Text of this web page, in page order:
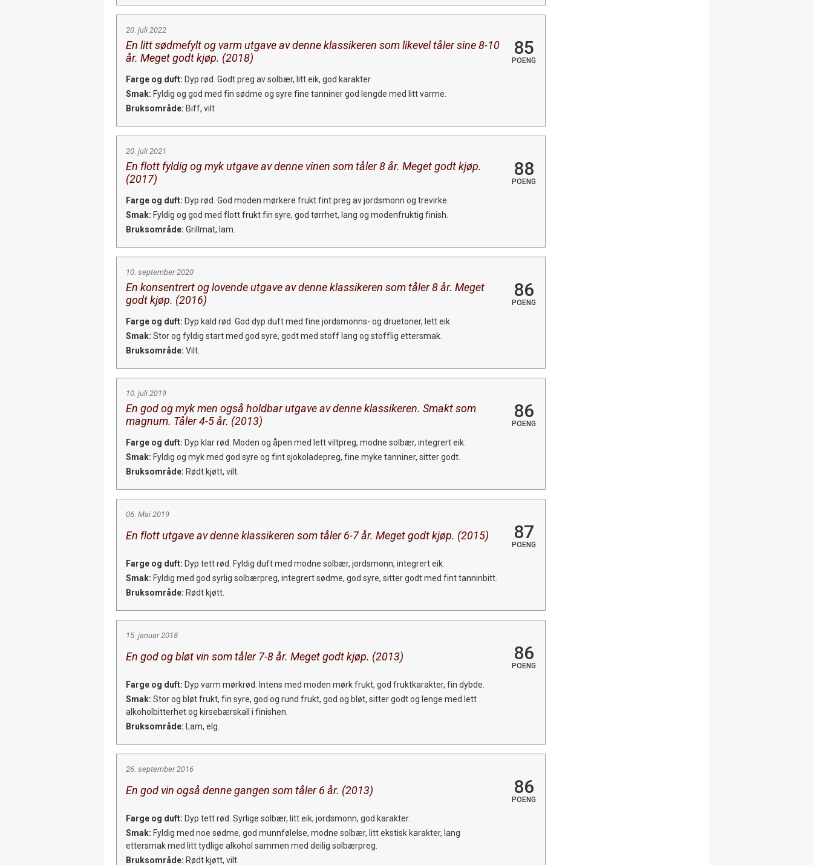
20. juli 2022
En litt sødmefylt og varm utgave av denne klassikeren som likevel tåler sine 8-10
år. Meget godt kjøp. (2018)
85
POENG
Farge og duft: Dyp rød. Godt preg av solbær, litt eik, god karakter
Smak: Fyldig og god med fin sødme og syre fine tanniner god lengde med litt varme.
Bruksområde: Biff, vilt
20. juli 2021
En flott fyldig og myk utgave av denne vinen som tåler 8 år. Meget godt kjøp.
(2017)
88
POENG
Farge og duft: Dyp rød. God moden mørkere frukt fint preg av jordsmonn og trevirke.
Smak: Fyldig og god med flott frukt fin syre, god tørrhet, lang og modenfruktig finish.
Bruksområde: Grillmat, lam.
10. september 2020
En konsentrert og lovende utgave av denne klassikeren som tåler 8 år. Meget
godt kjøp. (2016)
86
POENG
Farge og duft: Dyp kald rød. God dyp duft med fine jordsmonns- og druetoner, lett eik
Smak: Stor og fyldig start med god syre, godt med stoff lang og stofflig ettersmak.
Bruksområde: Vilt.
10. juli 2019
En god og myk men også holdbar utgave av denne klassikeren. Smakt som
magnum. Tåler 4-5 år. (2013)
86
POENG
Farge og duft: Dyp klar rød. Moden og åpen med lett viltpreg, modne solbær, integrert eik.
Smak: Fyldig og myk med god syre og fint sjokoladepreg, fine myke tanniner, sitter godt.
Bruksområde: Rødt kjøtt, vilt.
06. Mai 2019
En flott utgave av denne klassikeren som tåler 6-7 år. Meget godt kjøp. (2015) 87
POENG
Farge og duft: Dyp tett rød. Fyldig duft med modne solbær, jordsmonn, integrert eik.
Smak: Fyldig med god syrlig solbærpreg, integrert sødme, god syre, sitter godt med fint tanninbitt.
Bruksområde: Rødt kjøtt.
15. januar 2018
En god og bløt vin som tåler 7-8 år. Meget godt kjøp. (2013) 86
POENG
Farge og duft: Dyp varm mørkrød. Intens med moden mørk frukt, god fruktkarakter, fin dybde.
Smak: Stor og bløt frukt, fin syre, god og rund frukt, god og bløt, sitter godt og lenge med lett
alkoholbitterhet og kirsebærskall i finishen.
Bruksområde: Lam, elg.
26. september 2016
En god vin også denne gangen som tåler 6 år. (2013) 86
POENG
Farge og duft: Dyp tett rød. Syrlige solbær, litt eik, jordsmonn, god karakter.
Smak: Fyldig med noe sødme, god munnfølelse, modne solbær, litt ekstisk karakter, lang
ettersmak med litt tydlige alkohol sammen med deilig solbærpreg.
Bruksområde: Rødt kjøtt, vilt.